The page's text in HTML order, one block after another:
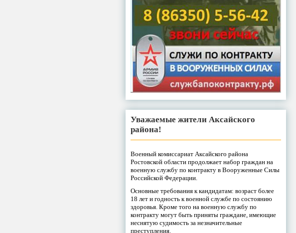
Уважаемые жители Аксайского
района!
Военный комиссариат Аксайского района
Ростовской области продолжает набор граждан на
военную службу по контракту в Вооруженные Силы
Российской Федерации.
Основные требования к кандидатам: возраст более
18 лет и годность к военной службе по состоянию
здоровья. Кроме того на военную службу по
контракту могут быть приняты граждане, имеющие
неснятую судимость за незначительные
преступления.